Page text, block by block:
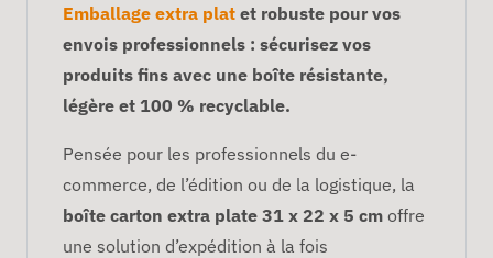
Emballage extra plat et robuste pour vos
envois professionnels : sécurisez vos
produits fins avec une boîte résistante,
légère et 100 % recyclable.
Pensée pour les professionnels du e-
commerce, de l’édition ou de la logistique, la
boîte carton extra plate 31 x 22 x 5 cm offre
une solution d’expédition à la fois